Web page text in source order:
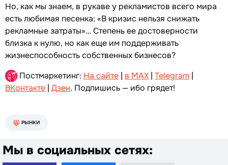
Но, как мы знаем, в рукаве у рекламистов всего мира
есть любимая песенка: «В кризис нельзя снижать
рекламные затраты»… Степень ее достоверности
близка к нулю, но как еще им поддерживать
жизнеспособность собственных бизнесов?
Постмаркетинг: На сайте | в MAX | Telegram |
ВКонтакте | Дзен. Подпишись — ибо грядет!
РЫНКИ
Мы в социальных сетях: